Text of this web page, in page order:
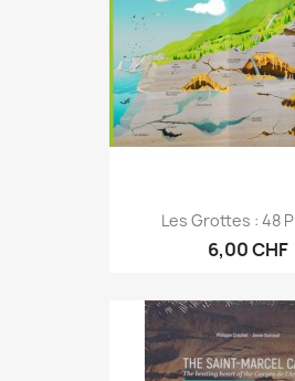
Les Grottes : 48
6,00 CHF